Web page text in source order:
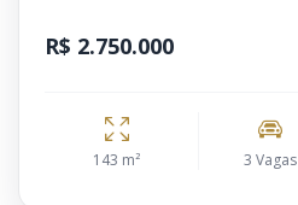
R$ 2.750.000
143 m² 3 Vagas